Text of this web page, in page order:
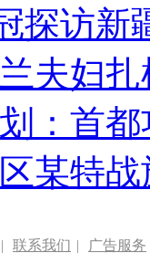
探访新
夫妇
：首
某特
| 联系我们 | 广告服务